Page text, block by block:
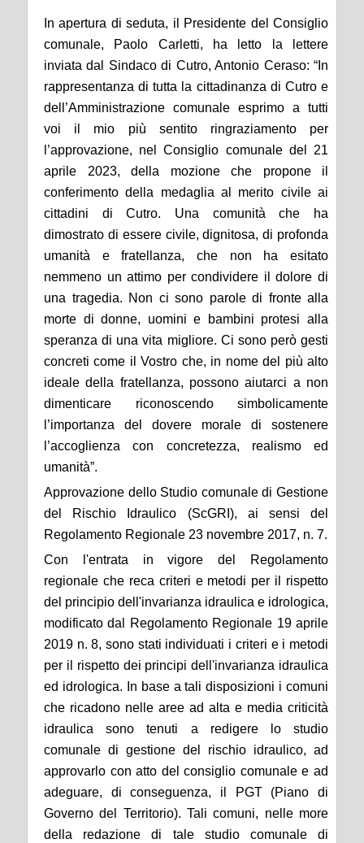
In apertura di seduta, il Presidente del Consiglio
comunale, Paolo Carletti, ha letto la lettere
inviata dal Sindaco di Cutro, Antonio Ceraso: “In
rappresentanza di tutta la cittadinanza di Cutro e
dell’Amministrazione comunale esprimo a tutti
voi il mio più sentito ringraziamento per
l’approvazione, nel Consiglio comunale del 21
aprile 2023, della mozione che propone il
conferimento della medaglia al merito civile ai
cittadini di Cutro. Una comunità che ha
dimostrato di essere civile, dignitosa, di profonda
umanità e fratellanza, che non ha esitato
nemmeno un attimo per condividere il dolore di
una tragedia. Non ci sono parole di fronte alla
morte di donne, uomini e bambini protesi alla
speranza di una vita migliore. Ci sono però gesti
concreti come il Vostro che, in nome del più alto
ideale della fratellanza, possono aiutarci a non
dimenticare riconoscendo simbolicamente
l’importanza del dovere morale di sostenere
l’accoglienza con concretezza, realismo ed
umanità”.
Approvazione dello Studio comunale di Gestione
del Rischio Idraulico (ScGRI), ai sensi del
Regolamento Regionale 23 novembre 2017, n. 7.
Con l'entrata in vigore del Regolamento
regionale che reca criteri e metodi per il rispetto
del principio dell'invarianza idraulica e idrologica,
modificato dal Regolamento Regionale 19 aprile
2019 n. 8, sono stati individuati i criteri e i metodi
per il rispetto dei principi dell'invarianza idraulica
ed idrologica. In base a tali disposizioni i comuni
che ricadono nelle aree ad alta e media criticità
idraulica sono tenuti a redigere lo studio
comunale di gestione del rischio idraulico, ad
approvarlo con atto del consiglio comunale e ad
adeguare, di conseguenza, il PGT (Piano di
Governo del Territorio). Tali comuni, nelle more
della redazione di tale studio comunale di